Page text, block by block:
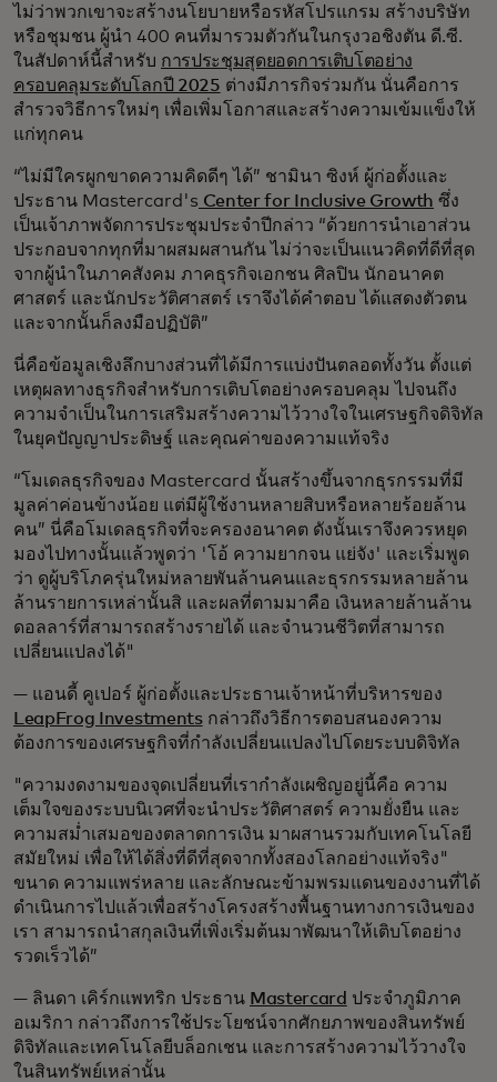
ไม่ว่าพวกเขาจะสร้างนโยบายหรือรหัสโปรแกรม สร้างบริษัท
หรือชุมชน ผู้นำ 400 คนที่มารวมตัวกันในกรุงวอชิงตัน ดี.ซี.
ในสัปดาห์นี้สำหรับ การประชุมสุดยอดการเติบโตอย่าง
ครอบคลุมระดับโลกปี 2025 ต่างมีภารกิจร่วมกัน นั่นคือการ
สำรวจวิธีการใหม่ๆ เพื่อเพิ่มโอกาสและสร้างความเข้มแข็งให้
แก่ทุกคน
“ไม่มีใครผูกขาดความคิดดีๆ ได้” ชามินา ซิงห์ ผู้ก่อตั้งและ
ประธาน Mastercard's Center for Inclusive Growth ซึ่ง
เป็นเจ้าภาพจัดการประชุมประจำปีกล่าว “ด้วยการนำเอาส่วน
ประกอบจากทุกที่มาผสมผสานกัน ไม่ว่าจะเป็นแนวคิดที่ดีที่สุด
จากผู้นำในภาคสังคม ภาคธุรกิจเอกชน ศิลปิน นักอนาคต
ศาสตร์ และนักประวัติศาสตร์ เราจึงได้คำตอบ ได้แสดงตัวตน
และจากนั้นก็ลงมือปฏิบัติ”
นี่คือข้อมูลเชิงลึกบางส่วนที่ได้มีการแบ่งปันตลอดทั้งวัน ตั้งแต่
เหตุผลทางธุรกิจสำหรับการเติบโตอย่างครอบคลุม ไปจนถึง
ความจำเป็นในการเสริมสร้างความไว้วางใจในเศรษฐกิจดิจิทัล
ในยุคปัญญาประดิษฐ์ และคุณค่าของความแท้จริง
“โมเดลธุรกิจของ Mastercard นั้นสร้างขึ้นจากธุรกรรมที่มี
มูลค่าค่อนข้างน้อย แต่มีผู้ใช้งานหลายสิบหรือหลายร้อยล้าน
คน” นี่คือโมเดลธุรกิจที่จะครองอนาคต ดังนั้นเราจึงควรหยุด
มองไปทางนั้นแล้วพูดว่า 'โอ้ ความยากจน แย่จัง' และเริ่มพูด
ว่า ดูผู้บริโภครุ่นใหม่หลายพันล้านคนและธุรกรรมหลายล้าน
ล้านรายการเหล่านั้นสิ และผลที่ตามมาคือ เงินหลายล้านล้าน
ดอลลาร์ที่สามารถสร้างรายได้ และจำนวนชีวิตที่สามารถ
เปลี่ยนแปลงได้"
— แอนดี้ คูเปอร์ ผู้ก่อตั้งและประธานเจ้าหน้าที่บริหารของ
LeapFrog Investmentsกล่าวถึงวิธีการตอบสนองความ
ต้องการของเศรษฐกิจที่กำลังเปลี่ยนแปลงไปโดยระบบดิจิทัล
"ความงดงามของจุดเปลี่ยนที่เรากำลังเผชิญอยู่นี้คือ ความ
เต็มใจของระบบนิเวศที่จะนำประวัติศาสตร์ ความยั่งยืน และ
ความสม่ำเสมอของตลาดการเงิน มาผสานรวมกับเทคโนโลยี
สมัยใหม่ เพื่อให้ได้สิ่งที่ดีที่สุดจากทั้งสองโลกอย่างแท้จริง"
ขนาด ความแพร่หลาย และลักษณะข้ามพรมแดนของงานที่ได้
ดำเนินการไปแล้วเพื่อสร้างโครงสร้างพื้นฐานทางการเงินของ
เรา สามารถนำสกุลเงินที่เพิ่งเริ่มต้นมาพัฒนาให้เติบโตอย่าง
รวดเร็วได้”
— ลินดา เคิร์กแพทริก ประธาน Mastercard ประจำภูมิภาค
อเมริกา กล่าวถึงการใช้ประโยชน์จากศักยภาพของสินทรัพย์
ดิจิทัลและเทคโนโลยีบล็อกเชน และการสร้างความไว้วางใจ
ในสินทรัพย์เหล่านั้น